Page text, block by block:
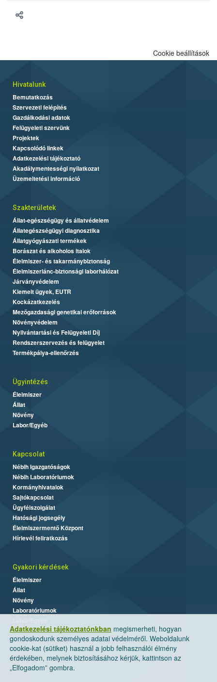
Adatkezelési tájékoztatónkban megismerheti, hogyan
gondoskodunk személyes adatai védelméről. Weboldalunk
cookie-kat (sütiket) használ a jobb felhasználói élmény
érdekében, melynek biztosításához kérjük, kattintson az
„Elfogadom” gombra.
Cookie beállítások
Hivatalunk
Bemutatkozás
Szervezeti felépítés
Gazdálkodási adatok
Felügyeleti szervünk
Projektek
Kapcsolódó linkek
Adatkezelési tájékoztató
Akadálymentességi nyilatkozat
Üzemeltetési információ
Szakterületek
Állat-egészségügy és állatvédelem
Állategészségügyi diagnosztika
Állatgyógyászati termékek
Borászat és alkoholos italok
Élelmiszer- és takarmánybiztonság
Élelmiszerlánc-biztonsági laborhálózat
Járványvédelem
Kiemelt ügyek, EUTR
Kockázatkezelés
Mezőgazdasági genetikai erőforrások
Növényvédelem
Nyilvántartási és Felügyeleti Díj
Rendszerszervezés és felügyelet
Termékpálya-ellenőrzés
Ügyintézés
Élelmiszer
Állat
Növény
Labor/Egyéb
Kapcsolat
Nébih Igazgatóságok
Nébih Laboratóriumok
Kormányhivatalok
Sajtókapcsolat
Ügyfélszolgálat
Hatósági jogsegély
Élelmiszermentő Központ
Hírlevél feliratkozás
Gyakori kérdések
Élelmiszer
Állat
Növény
Laboratóriumok